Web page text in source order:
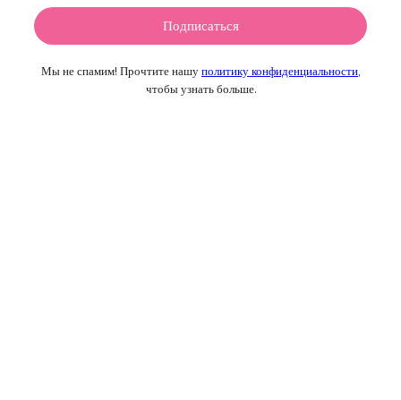
Мы не спамим! Прочтите нашу политику конфиденциальности
чтобы узнать больше.